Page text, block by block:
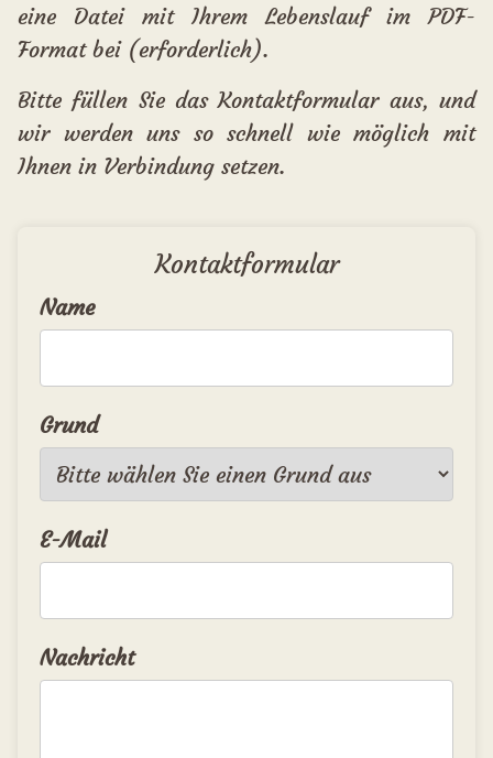
eine Datei mit Ihrem Lebenslauf im PDF-
Format bei (erforderlich).
Bitte füllen Sie das Kontaktformular aus, und
wir werden uns so schnell wie möglich mit
Ihnen in Verbindung setzen.
Kontaktformular
Name
Grund
E-Mail
Nachricht